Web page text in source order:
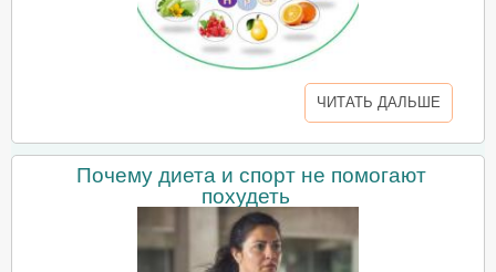
ЧИТАТЬ ДАЛЬШЕ
Почему диета и спорт не помогают
похудеть